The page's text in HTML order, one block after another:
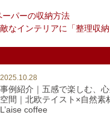
ーパーの収納方法
なインテリアに「整理収
2025.10.28
事例紹介｜五感で楽しむ、心
空間｜北欧テイスト×自然素
L’aise coffee